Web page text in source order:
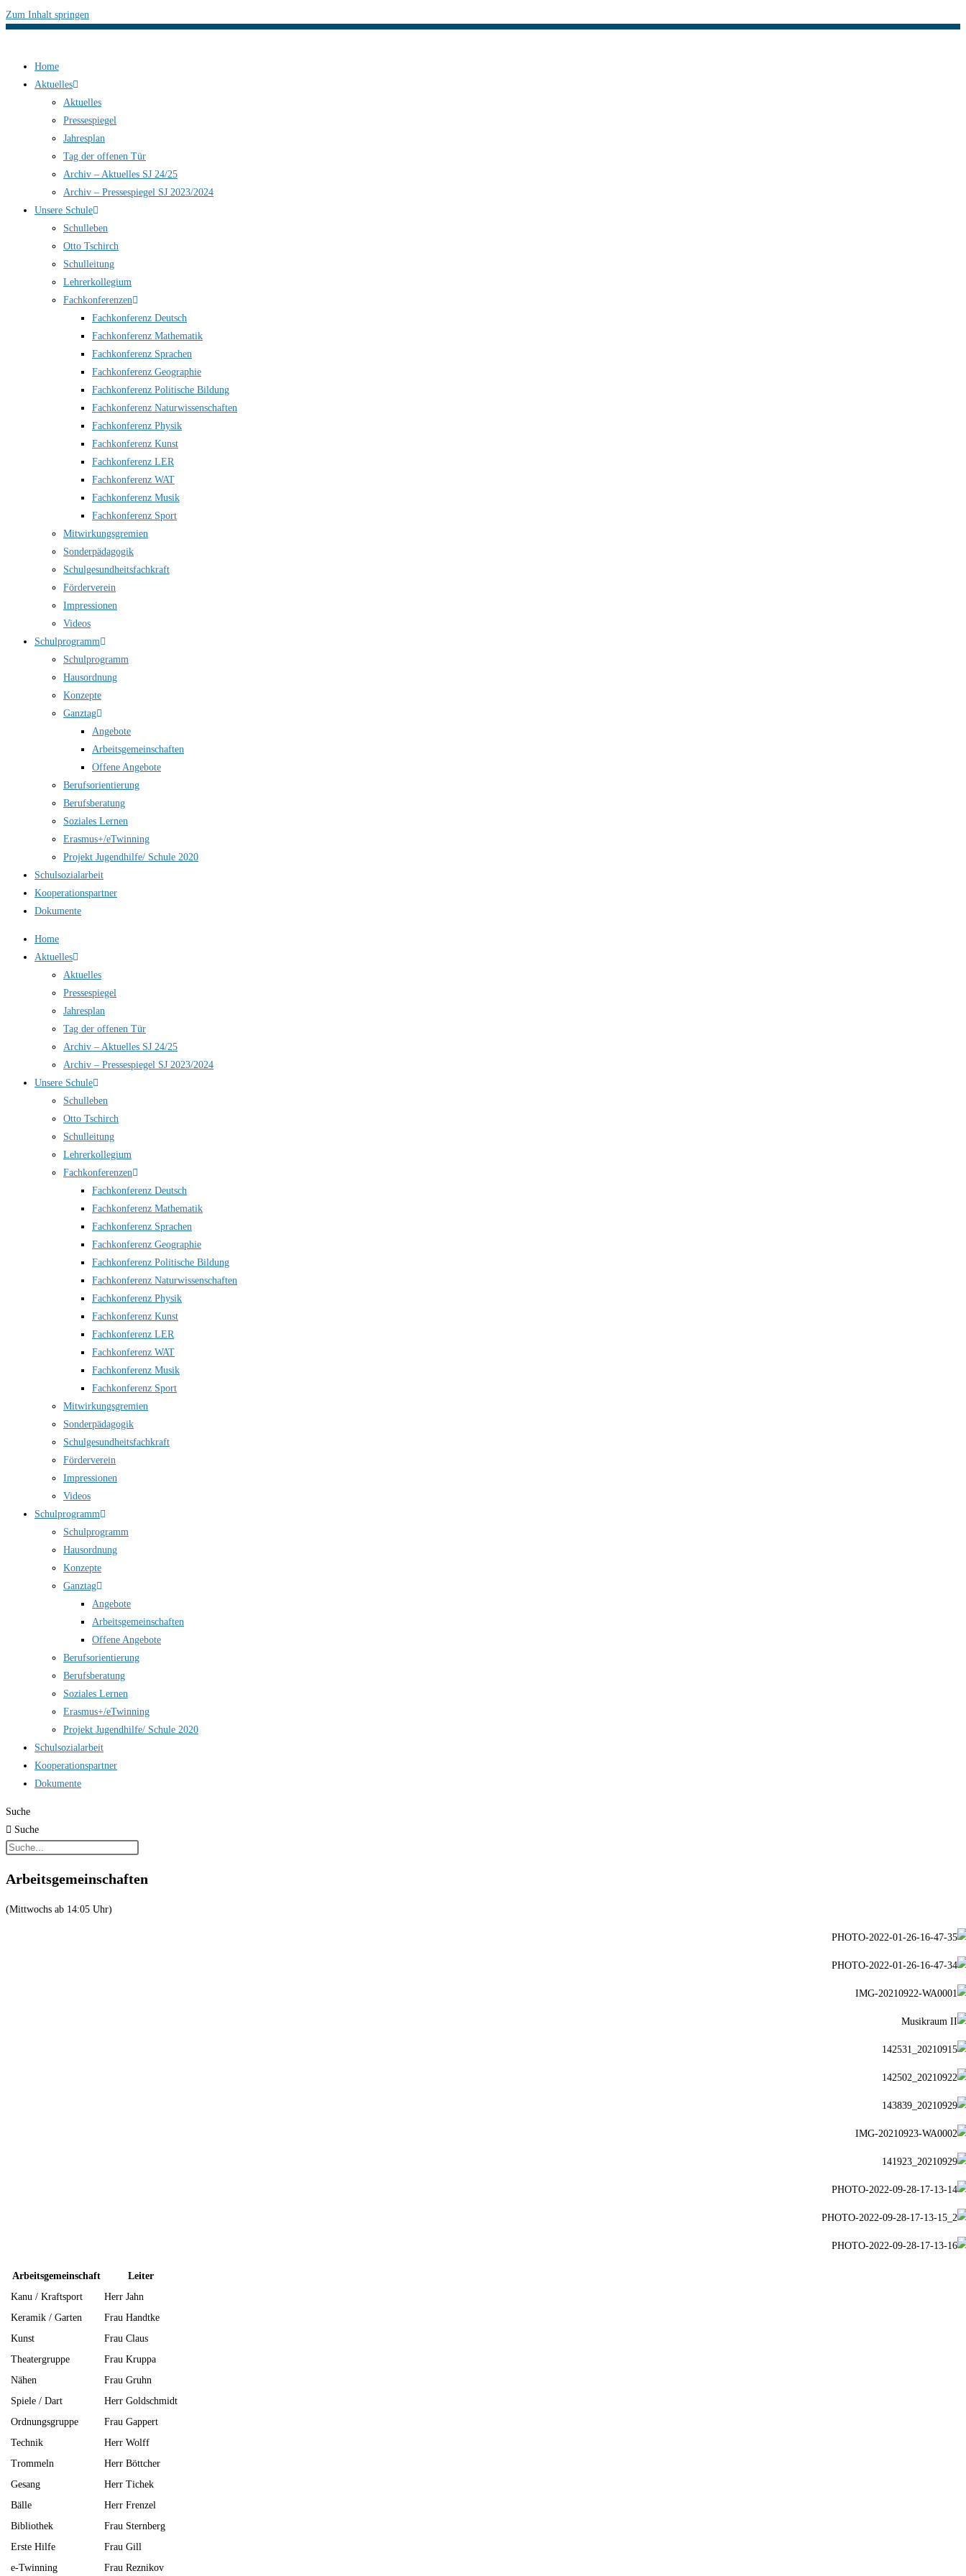
Zum Inhalt springen
Home
Aktuelles
Aktuelles
Pressespiegel
Jahresplan
Tag der offenen Tür
Archiv – Aktuelles SJ 24/25
Archiv – Pressespiegel SJ 2023/2024
Unsere Schule
Schulleben
Otto Tschirch
Schulleitung
Lehrerkollegium
Fachkonferenzen
Fachkonferenz Deutsch
Fachkonferenz Mathematik
Fachkonferenz Sprachen
Fachkonferenz Geographie
Fachkonferenz Politische Bildung
Fachkonferenz Naturwissenschaften
Fachkonferenz Physik
Fachkonferenz Kunst
Fachkonferenz LER
Fachkonferenz WAT
Fachkonferenz Musik
Fachkonferenz Sport
Mitwirkungsgremien
Sonderpädagogik
Schulgesundheitsfachkraft
Förderverein
Impressionen
Videos
Schulprogramm
Schulprogramm
Hausordnung
Konzepte
Ganztag
Angebote
Arbeitsgemeinschaften
Offene Angebote
Berufsorientierung
Berufsberatung
Soziales Lernen
Erasmus+/eTwinning
Projekt Jugendhilfe/ Schule 2020
Schulsozialarbeit
Kooperationspartner
Dokumente
Home
Aktuelles
Aktuelles
Pressespiegel
Jahresplan
Tag der offenen Tür
Archiv – Aktuelles SJ 24/25
Archiv – Pressespiegel SJ 2023/2024
Unsere Schule
Schulleben
Otto Tschirch
Schulleitung
Lehrerkollegium
Fachkonferenzen
Fachkonferenz Deutsch
Fachkonferenz Mathematik
Fachkonferenz Sprachen
Fachkonferenz Geographie
Fachkonferenz Politische Bildung
Fachkonferenz Naturwissenschaften
Fachkonferenz Physik
Fachkonferenz Kunst
Fachkonferenz LER
Fachkonferenz WAT
Fachkonferenz Musik
Fachkonferenz Sport
Mitwirkungsgremien
Sonderpädagogik
Schulgesundheitsfachkraft
Förderverein
Impressionen
Videos
Schulprogramm
Schulprogramm
Hausordnung
Konzepte
Ganztag
Angebote
Arbeitsgemeinschaften
Offene Angebote
Berufsorientierung
Berufsberatung
Soziales Lernen
Erasmus+/eTwinning
Projekt Jugendhilfe/ Schule 2020
Schulsozialarbeit
Kooperationspartner
Dokumente
Suche
Suche
Arbeitsgemeinschaften
(Mittwochs ab 14:05 Uhr)
Arbeitsgemeinschaft
Leiter
Kanu / Kraftsport
Herr Jahn
Keramik / Garten
Frau Handtke
Kunst
Frau Claus
Theatergruppe
Frau Kruppa
Nähen
Frau Gruhn
Spiele / Dart
Herr Goldschmidt
Ordnungsgruppe
Frau Gappert
Technik
Herr Wolff
Trommeln
Herr Böttcher
Gesang
Herr Tichek
Bälle
Herr Frenzel
Bibliothek
Frau Sternberg
Erste Hilfe
Frau Gill
e-Twinning
Frau Reznikov